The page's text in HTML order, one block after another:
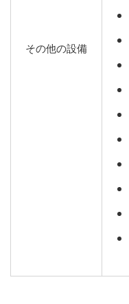
その他の設備